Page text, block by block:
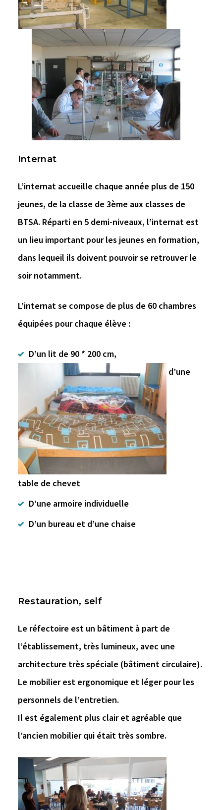
Internat
L’internat accueille chaque année plus de 150
jeunes, de la classe de 3ème aux classes de
BTSA. Réparti en 5 demi-niveaux, l’internat est
un lieu important pour les jeunes en formation,
dans lequeil ils doivent pouvoir se retrouver le
soir notamment.
L’internat se compose de plus de 60 chambres
équipées pour chaque élève :
D’un lit de 90 * 200 cm,
d’une
table de chevet
D’une armoire individuelle
D’un bureau et d’une chaise
Restauration, self
Le réfectoire est un bâtiment à part de
l’établissement, très lumineux, avec une
architecture très spéciale (bâtiment circulaire).
Le mobilier est ergonomique et léger pour les
personnels de l’entretien.
Il est également plus clair et agréable que
l’ancien mobilier qui était très sombre.